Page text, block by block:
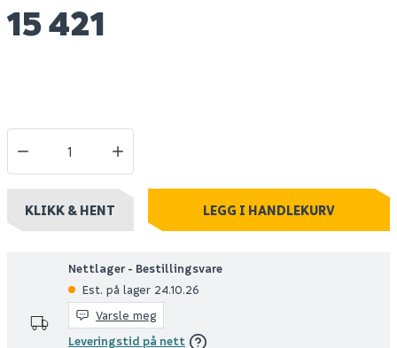
15 421
KLIKK & HENT LEGG I HANDLEKURV
Nettlager - Bestillingsvare
Est. på lager 24.10.26
Varsle meg
Leveringstid på nett